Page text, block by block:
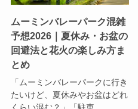
ムーミンバレーパーク混雑
予想2026｜夏休み・お盆の
回避法と花火の楽しみ方ま
とめ
「ムーミンバレーパークに行き
たいけど、夏休みやお盆はどれ
くらい混む？」「駐車...